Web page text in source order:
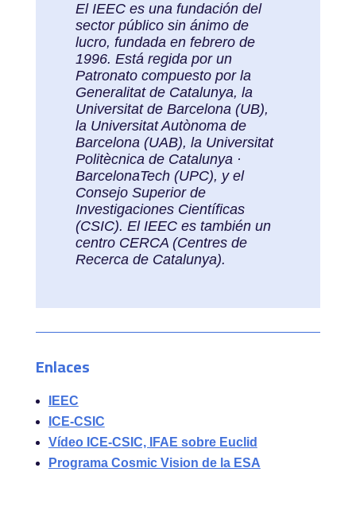
El IEEC es una fundación del
sector público sin ánimo de
lucro, fundada en febrero de
1996. Está regida por un
Patronato compuesto por la
Generalitat de Catalunya, la
Universitat de Barcelona (UB),
la Universitat Autònoma de
Barcelona (UAB), la Universitat
Politècnica de Catalunya ·
BarcelonaTech (UPC), y el
Consejo Superior de
Investigaciones Científicas
(CSIC). El IEEC es también un
centro CERCA (Centres de
Recerca de Catalunya).
Enlaces
IEEC
ICE-CSIC
Vídeo ICE-CSIC, IFAE sobre Euclid
Programa Cosmic Vision de la ESA